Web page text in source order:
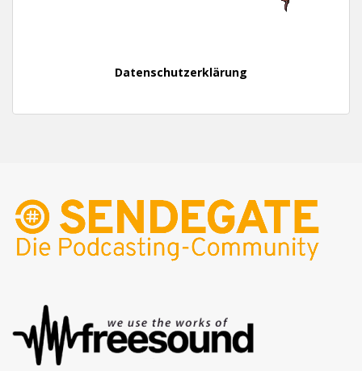
Datenschutzerklärung